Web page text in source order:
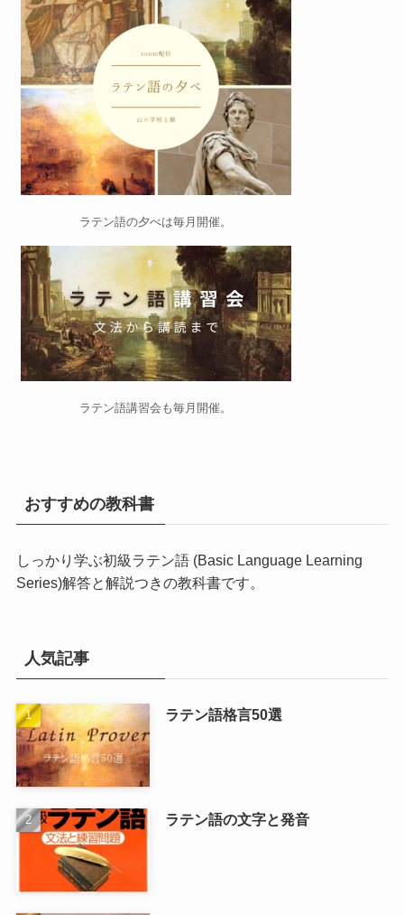
ラテン語の夕べは毎月開催。
ラテン語講習会 も毎月開催。
おすすめの教科書
しっかり学ぶ初級ラテン語 (Basic Language Learning
Series)解答と解説つきの教科書です。
人気記事
ラテン語格言50選
ラテン語の文字と発音